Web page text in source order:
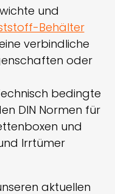
und
Behälter
verbindliche
oder
bedingte
DIN Normen für
und
Irrtümer
aktuellen